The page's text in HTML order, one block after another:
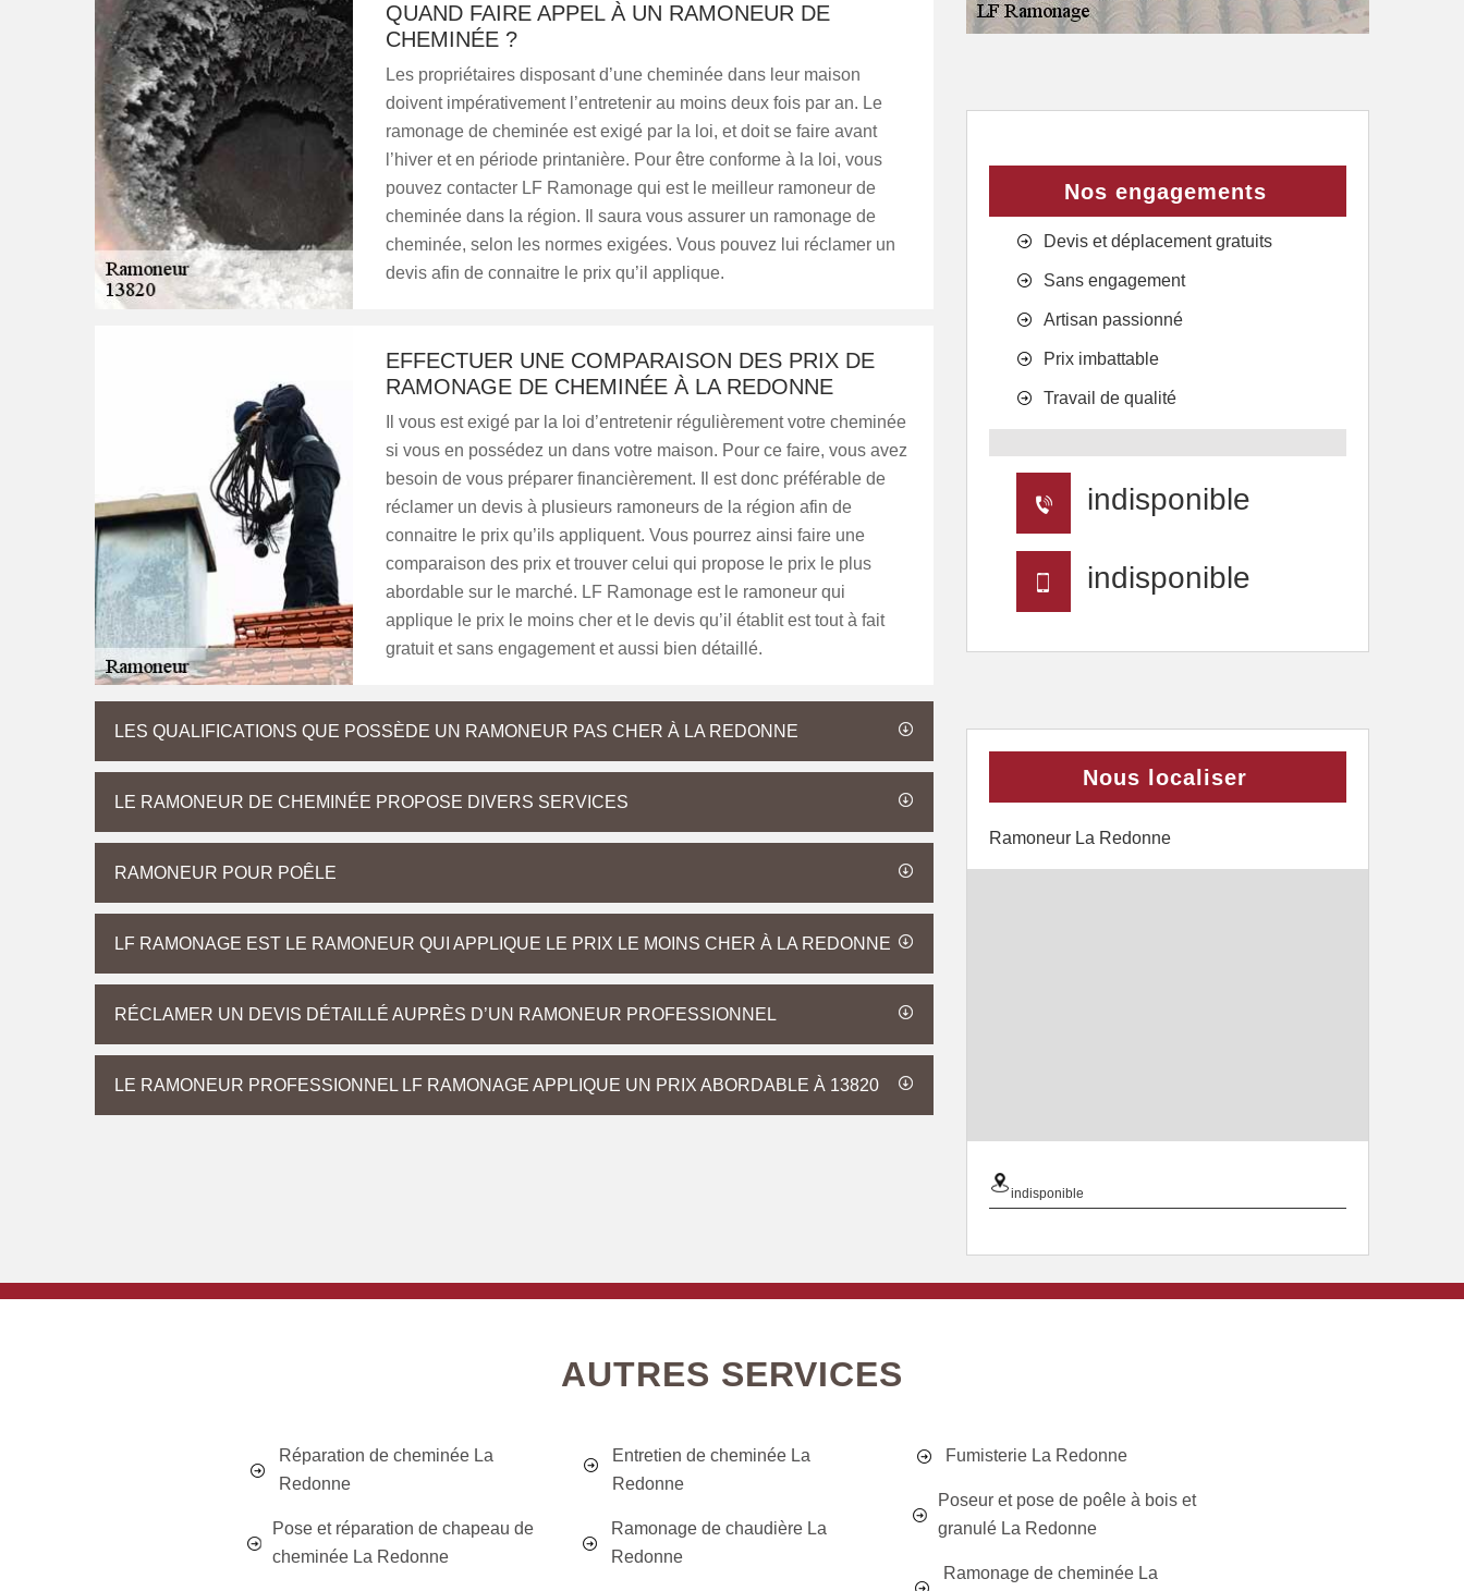
QUAND FAIRE APPEL À UN RAMONEUR DE
CHEMINÉE ?
Les propriétaires disposant d’une cheminée dans leur maison
doivent impérativement l’entretenir au moins deux fois par an. Le
ramonage de cheminée est exigé par la loi, et doit se faire avant
l’hiver et en période printanière. Pour être conforme à la loi, vous
pouvez contacter LF Ramonage qui est le meilleur ramoneur de
cheminée dans la région. Il saura vous assurer un ramonage de
cheminée, selon les normes exigées. Vous pouvez lui réclamer un
devis afin de connaitre le prix qu’il applique.
EFFECTUER UNE COMPARAISON DES PRIX DE
RAMONAGE DE CHEMINÉE À LA REDONNE
Il vous est exigé par la loi d’entretenir régulièrement votre cheminée
si vous en possédez un dans votre maison. Pour ce faire, vous avez
besoin de vous préparer financièrement. Il est donc préférable de
réclamer un devis à plusieurs ramoneurs de la région afin de
connaitre le prix qu’ils appliquent. Vous pourrez ainsi faire une
comparaison des prix et trouver celui qui propose le prix le plus
abordable sur le marché. LF Ramonage est le ramoneur qui
applique le prix le moins cher et le devis qu’il établit est tout à fait
gratuit et sans engagement et aussi bien détaillé.
LES QUALIFICATIONS QUE POSSÈDE UN RAMONEUR PAS CHER À LA REDONNE
LE RAMONEUR DE CHEMINÉE PROPOSE DIVERS SERVICES
RAMONEUR POUR POÊLE
LF RAMONAGE EST LE RAMONEUR QUI APPLIQUE LE PRIX LE MOINS CHER À LA REDONNE
RÉCLAMER UN DEVIS DÉTAILLÉ AUPRÈS D’UN RAMONEUR PROFESSIONNEL
LE RAMONEUR PROFESSIONNEL LF RAMONAGE APPLIQUE UN PRIX ABORDABLE À 13820
Nos engagements
Devis et déplacement gratuits
Sans engagement
Artisan passionné
Prix imbattable
Travail de qualité
indisponible
indisponible
Nous localiser
Ramoneur La Redonne
indisponible
AUTRES SERVICES
Réparation de cheminée La
Redonne
Pose et réparation de chapeau de
cheminée La Redonne
Entretien de cheminée La
Redonne
Ramonage de chaudière La
Redonne
Fumisterie La Redonne
Poseur et pose de poêle à bois et
granulé La Redonne
Ramonage de cheminée La